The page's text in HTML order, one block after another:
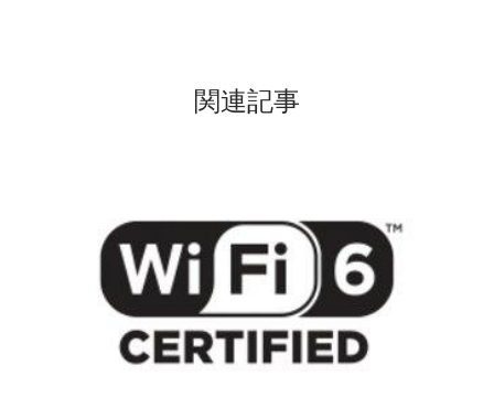
関連記事